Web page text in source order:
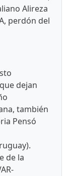
Alireza
perdón del
dejan
también
Pensó
de la